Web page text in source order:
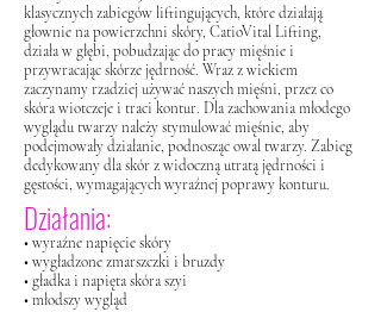
klasycznych zabiegów liftingujących, które działają
głownie na powierzchni skóry, CatioVital Lifting,
działa w głębi, pobudzając do pracy mięśnie i
przywracając skórze jędrność. Wraz z wiekiem
zaczynamy rzadziej używać naszych mięśni, przez co
skóra wiotczeje i traci kontur. Dla zachowania młodego
wyglądu twarzy należy stymulować mięśnie, aby
podejmowały działanie, podnosząc owal twarzy. Zabieg
dedykowany dla skór z widoczną utratą jędrności i
gęstości, wymagających wyraźnej poprawy konturu.
Działania:
• wyraźne napięcie skóry
• wygładzone zmarszczki i bruzdy
• gładka i napięta skóra szyi
• młodszy wygląd